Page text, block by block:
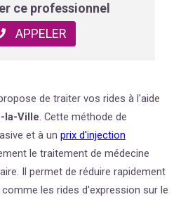
ce professionnel
APPELER
de traiter vos rides à l'aide
la-Ville. Cette méthode de
et à un prix d'injection
le traitement de médecine
Il permet de réduire rapidement
les rides d'expression sur le